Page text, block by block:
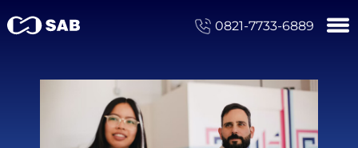
0821-7733-6889